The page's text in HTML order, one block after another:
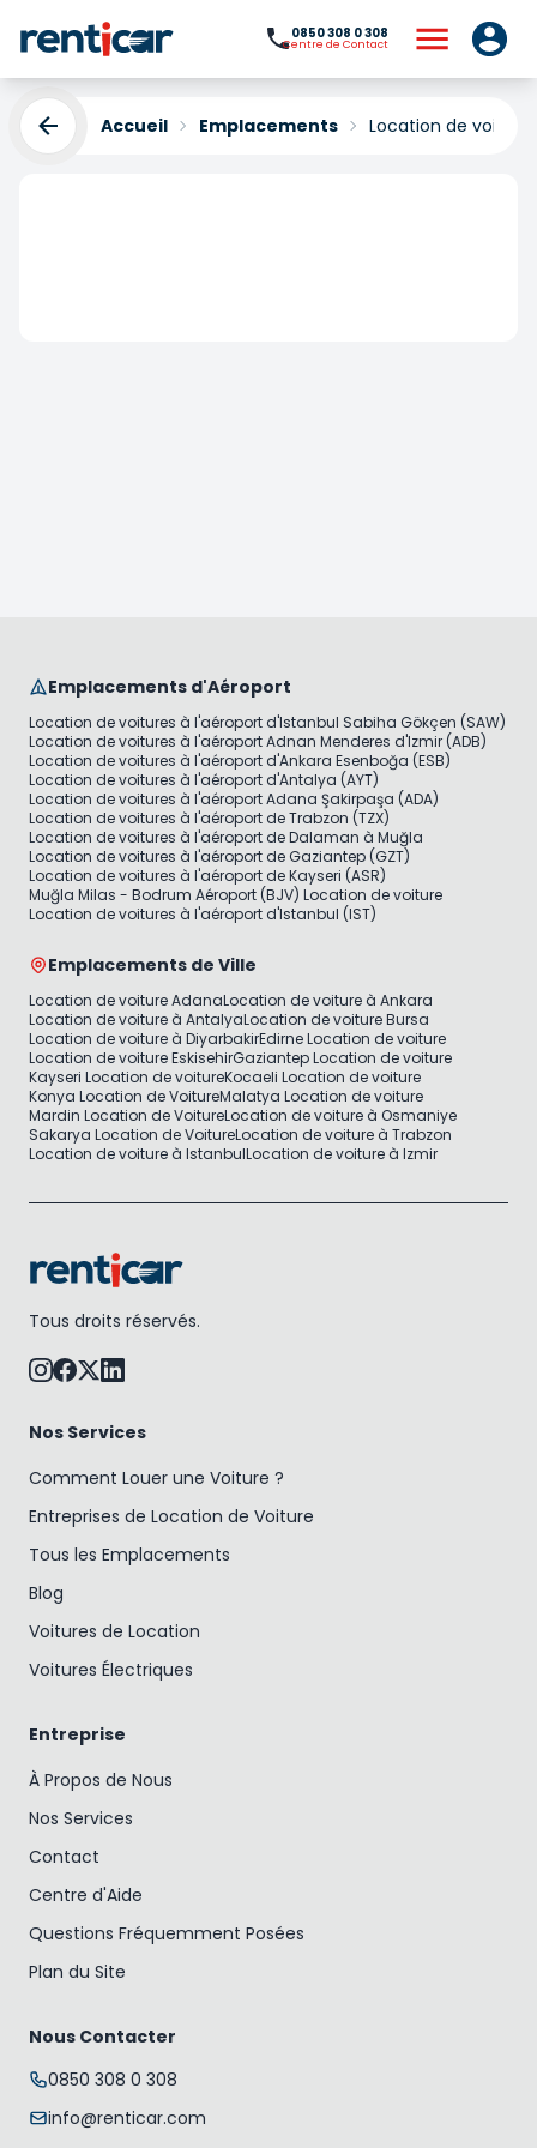
0850 308 0 308
Centre de Contact
Accueil Emplacements Location de
Emplacements d'Aéroport
Location de voitures à l'aéroport d'Istanbul Sabiha Gökçen (SAW)
Location de voitures à l'aéroport Adnan Menderes d'Izmir (ADB)
Location de voitures à l'aéroport d'Ankara Esenboğa (ESB)
Location de voitures à l'aéroport d'Antalya (AYT)
Location de voitures à l'aéroport Adana Şakirpaşa (ADA)
Location de voitures à l'aéroport de Trabzon (TZX)
Location de voitures à l'aéroport de Dalaman à Muğla
Location de voitures à l'aéroport de Gaziantep (GZT)
Location de voitures à l'aéroport de Kayseri (ASR)
Muğla Milas - Bodrum Aéroport (BJV) Location de voiture
Location de voitures à l'aéroport d'Istanbul (IST)
Emplacements de Ville
Location de voiture AdanaLocation de voiture à Ankara
Location de voiture à AntalyaLocation de voiture Bursa
Location de voiture à DiyarbakirEdirne Location de voiture
Location de voiture EskisehirGaziantep Location de voiture
Kayseri Location de voitureKocaeli Location de voiture
Konya Location de VoitureMalatya Location de voiture
Mardin Location de VoitureLocation de voiture à Osmaniye
Sakarya Location de VoitureLocation de voiture à Trabzon
Location de voiture à IstanbulLocation de voiture à Izmir
Tous droits réservés.
Nos Services
Comment Louer une Voiture ?
Entreprises de Location de Voiture
Tous les Emplacements
Blog
Voitures de Location
Voitures Électriques
Entreprise
À Propos de Nous
Nos Services
Contact
Centre d'Aide
Questions Fréquemment Posées
Plan du Site
Nous Contacter
0850 308 0 308
info@renticar.com